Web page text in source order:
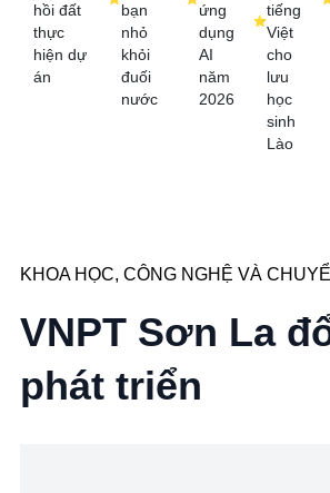
hồi đất
thực
hiện dự
án
bạn
nhỏ
khỏi
đuối
nước
ứng
dụng
AI
năm
2026
tiếng
Việt
cho
lưu
học
sinh
Lào
KHOA HỌC, CÔNG NGHỆ VÀ
VNPT Sơn La
phát triển